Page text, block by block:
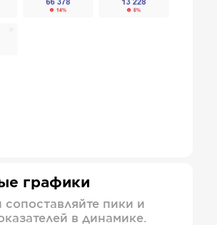
графики
сопоставляйте пики и
в динамике.